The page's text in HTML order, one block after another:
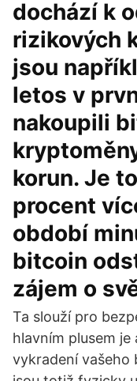
dochází k
rizikových
jsou
letos v
nakoupili
korun. Je
procent
období
bitcoin
zájem o
Ta slouží pro
hlavním plusem
vykradení vašeho